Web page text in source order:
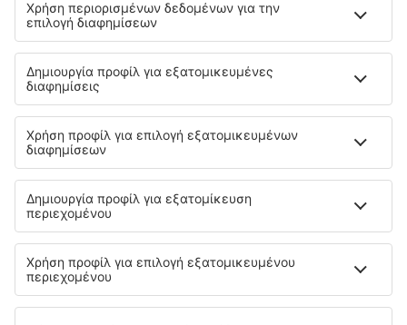
16:35 16:15 23h 40min λεπτομέρειες
Συνολική τιμή για όλα τα εισιτήρια (χωρίς κόστος υπηρεσίας 24EUR
Όροι κράτησης
Τιμή κατ' άτομο σε δύο κατευθύνσεις:
175EUR
1 Ελέγξτε